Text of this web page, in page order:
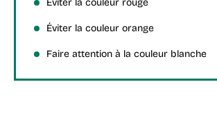
Éviter la couleur orange
Faire attention à la couleur blanche